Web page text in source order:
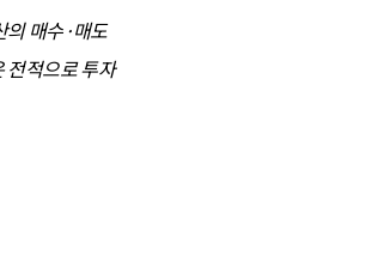
의 매수·매도
전적으로 투자